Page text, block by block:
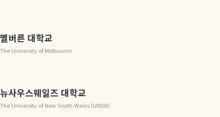
멜버른 대학교
The University of Melbourne
뉴사우스웨일즈 대학교
The University of New South Wales (UNSW)